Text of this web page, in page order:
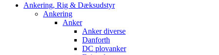
Ankering, Rig & Dæksudstyr
Ankering
Anker
Anker diverse
Danforth
DC plovanker